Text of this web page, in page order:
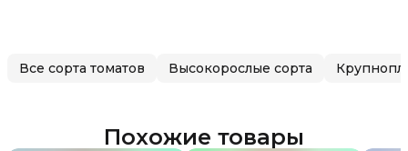
Все сорта томатов Высокорослые сорта
Похожие товары